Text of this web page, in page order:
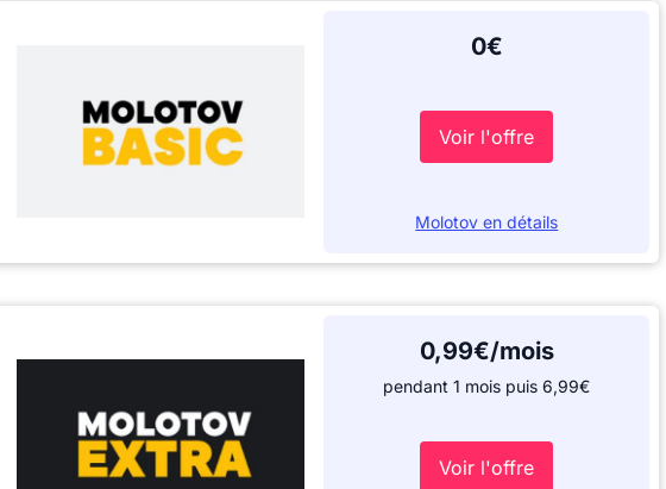
0€
Voir l'offre
Molotov en détails
0,99€/mois
pendant 1 mois puis 6,99€
Voir l'offre